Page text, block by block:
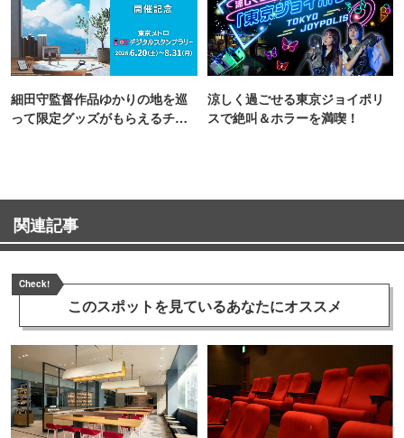
細田守監督作品ゆかりの地を巡
って限定グッズがもらえるチャ
涼しく過ごせる東京ジョイポリ
スで絶叫＆ホラーを満喫！
関連記事
Check!
このスポットを見ているあなたにオススメ